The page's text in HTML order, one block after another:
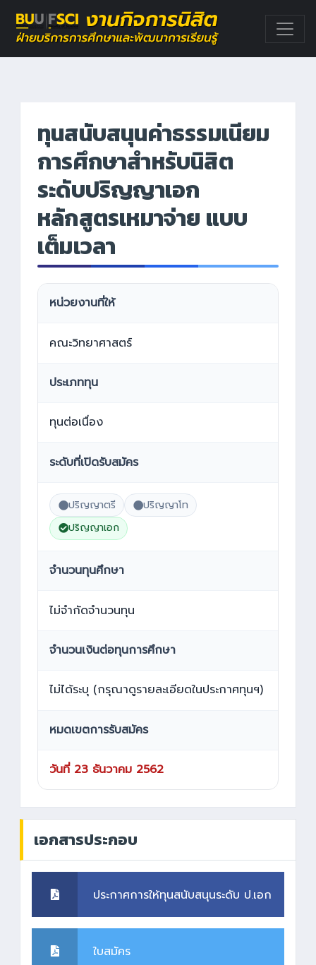
ทุนสนับสนุนค่าธรรมเนียม
การศึกษาสำหรับนิสิต
ระดับปริญญาเอก
หลักสูตรเหมาจ่าย แบบ
เต็มเวลา
หน่วยงานที่ให้
คณะวิทยาศาสตร์
ประเภททุน
ทุนต่อเนื่อง
ระดับที่เปิดรับสมัคร
ปริญญาตรี
ปริญญาโท
ปริญญาเอก
จำนวนทุนศึกษา
ไม่จำกัดจำนวนทุน
จำนวนเงินต่อทุนการศึกษา
ไม่ได้ระบุ (กรุณาดูรายละเอียดในประกาศทุนฯ)
หมดเขตการรับสมัคร
วันที่ 23 ธันวาคม 2562
เอกสารประกอบ
ประกาศการให้ทุนสนับสนุนระดับ ป.เอก
ใบสมัคร